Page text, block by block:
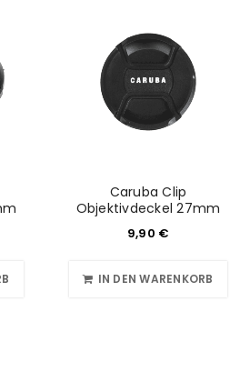
Caruba Clip
Objektivdeckel 27mm
9,90 €
IN DEN WARENKORB